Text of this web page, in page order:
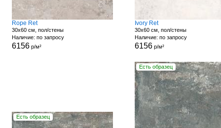
Rope Ret
30x60 см, пол/стены
Наличие: по запросу
6156р/м²
Ivory Ret
30x60 см, пол/стены
Наличие: по запросу
6156р/м²
Есть образец
Есть образец